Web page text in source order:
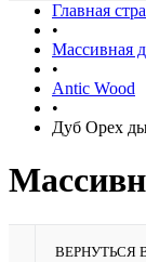
Главная
•
Массивная
•
Antic Wood
•
Дуб Орех
ВЕРНУТЬСЯ